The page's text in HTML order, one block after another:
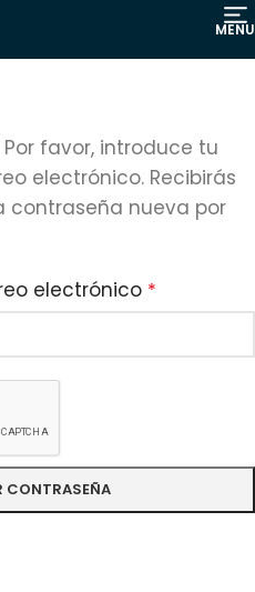
MENU
favor, introduce tu
electrónico. Recibirás
contraseña nueva por
electrónico *
CONTRASEÑA